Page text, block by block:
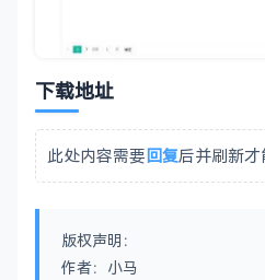
下载地址
此处内容需要回复后并刷新才
版权声明：
作者：小马